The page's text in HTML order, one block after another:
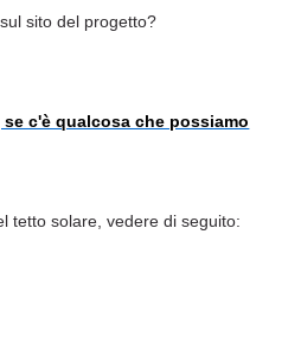
sito del progetto?
c'è qualcosa che possiamo
tetto solare, vedere di seguito: